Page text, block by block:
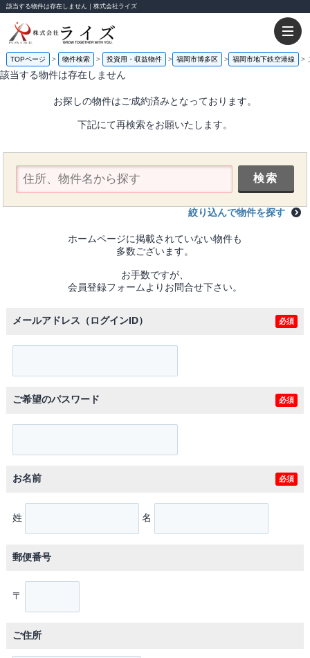
該当する物件は存在しません｜株式会社ライズ
TOPページ 物件検索 投資用・収益物件 福岡市博多区 福岡市地下鉄空港線
該当する物件は存在しません
お探しの物件はご成約済みとなっております。
下記にて再検索をお願いたします。
絞り込んで物件を探す
ホームページに掲載されていない物件も
多数ございます。
お手数ですが、
会員登録フォームよりお問合せ下さい。
メールアドレス（ログインID） 必須
ご希望のパスワード 必須
お名前 必須
姓 名
郵便番号
〒
ご住所